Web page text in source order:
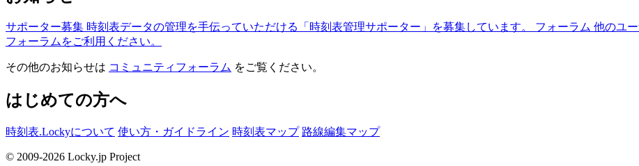
サポーター募集 時刻表データの管理を手伝っていただける「時刻表管理サポーター」を募集しています。 フォーラム 他のユ
フォーラムをご利用ください。
その他のお知らせは コミュニティフォーラム をご覧ください。
はじめての方へ
時刻表.Lockyについて 使い方・ガイドライン 時刻表マップ 路線編集マップ
© 2009-2026 Locky.jp Project